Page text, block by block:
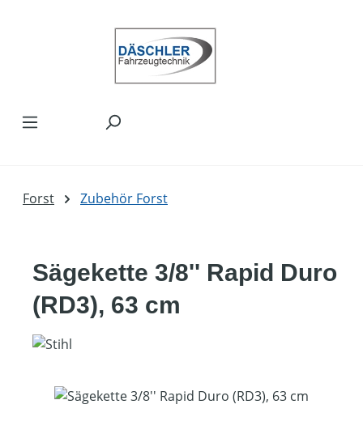
Forst Zubehör Forst
Sägekette 3/8'' Rapid Duro
(RD3), 63 cm
Bildergalerie überspringen